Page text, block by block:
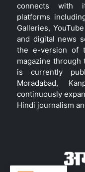
connects with
platforms
Galleries,
and digital news
the e-version of
magazine
is currently
Moradabad,
continuously
Hindi journalism